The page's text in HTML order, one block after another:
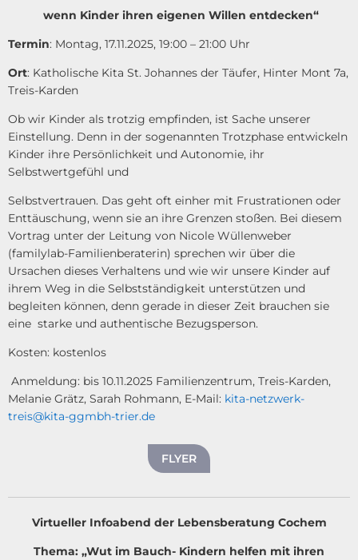
wenn Kinder ihren eigenen Willen entdecken“
Termin: Montag, 17.11.2025, 19:00 – 21:00 Uhr
Ort: Katholische Kita St. Johannes der Täufer, Hinter Mont 7a,
Treis-Karden
Ob wir Kinder als trotzig empfinden, ist Sache unserer
Einstellung. Denn in der sogenannten Trotzphase entwickeln
Kinder ihre Persönlichkeit und Autonomie, ihr
Selbstwertgefühl und
Selbstvertrauen. Das geht oft einher mit Frustrationen oder
Enttäuschung, wenn sie an ihre Grenzen stoßen. Bei diesem
Vortrag unter der Leitung von Nicole Wüllenweber
(familylab-Familienberaterin) sprechen wir über die
Ursachen dieses Verhaltens und wie wir unsere Kinder auf
ihrem Weg in die Selbstständigkeit unterstützen und
begleiten können, denn gerade in dieser Zeit brauchen sie
eine starke und authentische Bezugsperson.
Kosten: kostenlos
Anmeldung: bis 10.11.2025 Familienzentrum, Treis-Karden,
Melanie Grätz, Sarah Rohmann, E-Mail: kita-netzwerk-
treis@kita-ggmbh-trier.de
FLYER
Virtueller Infoabend der Lebensberatung Cochem
Thema: „Wut im Bauch- Kindern helfen mit ihren